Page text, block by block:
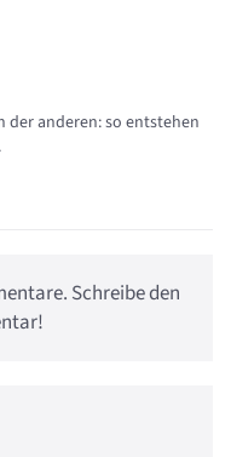
der anderen: so entstehen
Schreibe den